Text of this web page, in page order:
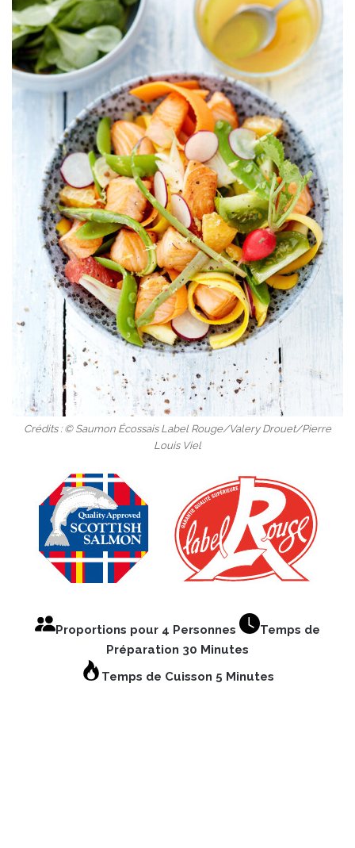
Crédits : © Saumon Écossais Label Rouge/Valery Drouet/Pierre
Louis Viel
Proportions pour 4 Personnes
Temps de
Préparation 30 Minutes
Temps de Cuisson 5 Minutes